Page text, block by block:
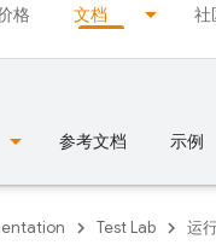
格 文档 社
参考文档 示例
Test Lab 运